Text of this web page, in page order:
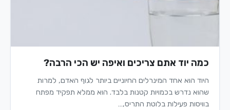
כמה יוד אתם צריכים ואיפה יש הכי הרבה?
היוד הוא אחד המינרלים החיוניים ביותר לגוף האדם, למרות
שהוא נדרש בכמויות קטנות בלבד. הוא ממלא תפקיד מפתח
בוויסות פעילות בלוטת התריס,…